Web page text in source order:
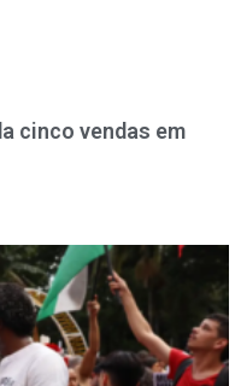
cinco vendas em